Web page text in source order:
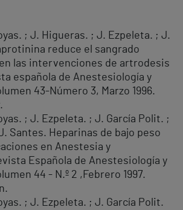
; J. Higueras. ; J. Ezpeleta. ; J.
reduce el sangrado
las intervenciones de artrodesis
española de Anestesiología y
43-Número 3, Marzo 1996.
; J. Ezpeleta. ; J. García Polit. ;
Santes. Heparinas de bajo peso
en Anestesia y
Española de Anestesiología y
44 - N.º 2 ,Febrero 1997.
; J. Ezpeleta. ; J. García Polit.